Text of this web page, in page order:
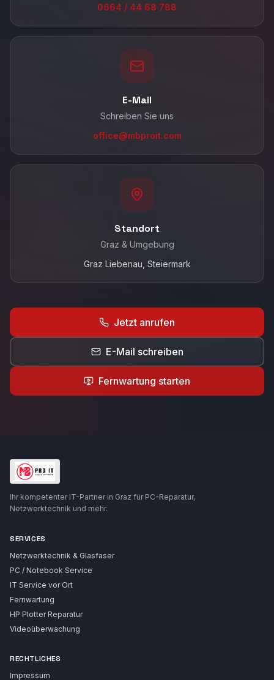
0664 / 44 68 788
E-Mail
Schreiben Sie uns
office@mbproit.com
Standort
Graz & Umgebung
Graz Liebenau , Steiermark
Jetzt anrufen
E-Mail schreiben
Fernwartung starten
Ihr kompetenter IT-Partner in Graz für PC-Reparatur,
Netzwerktechnik und mehr.
SERVICES
Netzwerktechnik & Glasfaser
PC / Notebook Service
IT Service vor Ort
Fernwartung
HP Plotter Reparatur
Videoüberwachung
RECHTLICHES
Impressum